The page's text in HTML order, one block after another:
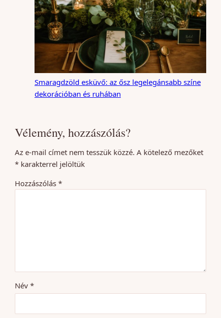
Smaragdzöld esküvő: az ősz legelegánsabb színe
dekorációban és ruhában
Vélemény, hozzászólás?
Az e-mail címet nem tesszük közzé. A kötelező mezőket
* karakterrel jelöltük
Hozzászólás *
Név *